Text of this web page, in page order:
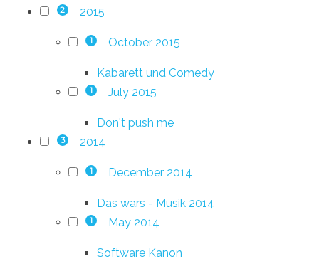
2 2015
1 October 2015
Kabarett und Comedy
1 July 2015
Don't push me
3 2014
1 December 2014
Das wars - Musik 2014
1 May 2014
Software Kanon